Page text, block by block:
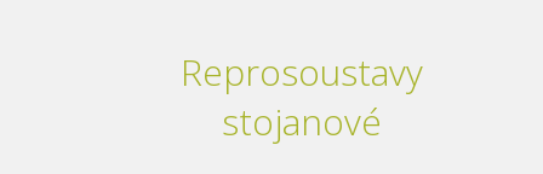
Reprosoustavy
stojanové